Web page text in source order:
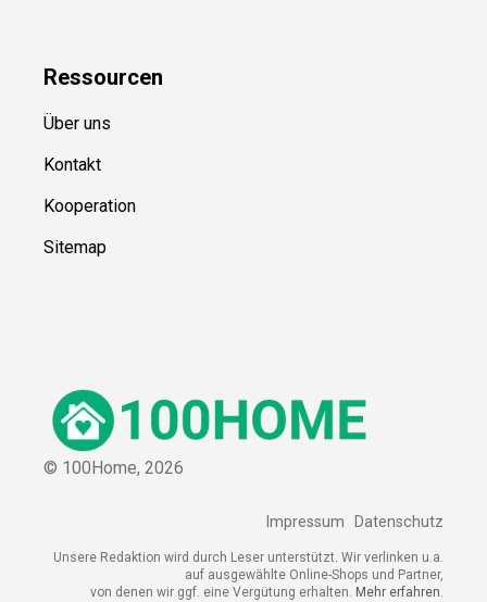
Ressourcen
Über uns
Kontakt
Kooperation
Sitemap
© 100Home, 2026
Impressum Datenschutz
Unsere Redaktion wird durch Leser unterstützt. Wir verlinken u.a.
auf ausgewählte Online-Shops und Partner,
von denen wir ggf. eine Vergütung erhalten. Mehr erfahren.